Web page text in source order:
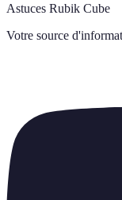
Astuces Rubik Cube
Votre source